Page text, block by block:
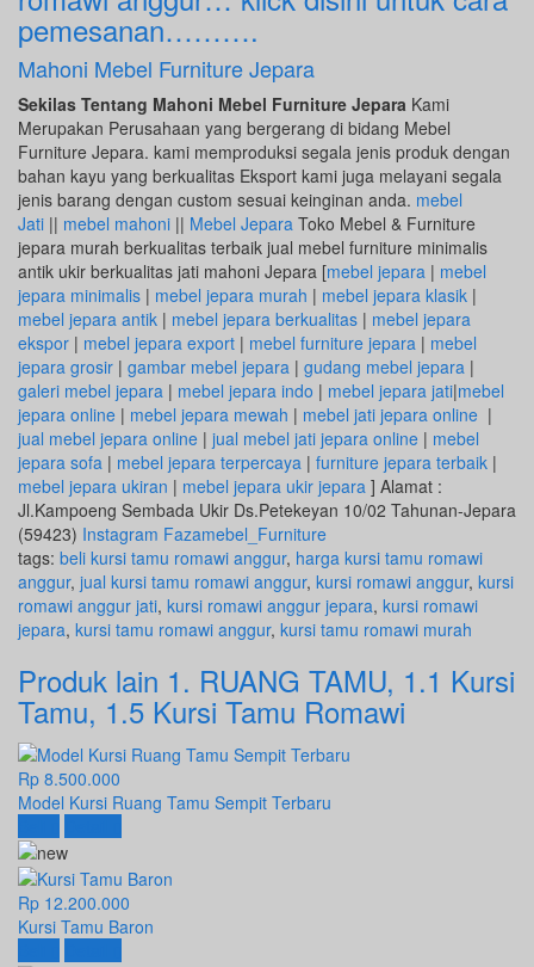
pemesanan……….
Mahoni Mebel Furniture Jepara
Sekilas Tentang Mahoni Mebel Furniture Jepara Kami
Merupakan Perusahaan yang bergerang di bidang Mebel
Furniture Jepara. kami memproduksi segala jenis produk dengan
bahan kayu yang berkualitas Eksport kami juga melayani segala
jenis barang dengan custom sesuai keinginan anda. mebel
Jati || mebel mahoni || Mebel Jepara Toko Mebel & Furniture
jepara murah berkualitas terbaik jual mebel furniture minimalis
antik ukir berkualitas jati mahoni Jepara [mebel jepara | mebel
jepara minimalis | mebel jepara murah | mebel jepara klasik |
mebel jepara antik | mebel jepara berkualitas | mebel jepara
ekspor | mebel jepara export | mebel furniture jepara | mebel
jepara grosir | gambar mebel jepara | gudang mebel jepara |
galeri mebel jepara | mebel jepara indo | mebel jepara jati|mebel
jepara online | mebel jepara mewah | mebel jati jepara online |
jual mebel jepara online | jual mebel jati jepara online | mebel
jepara sofa | mebel jepara terpercaya | furniture jepara terbaik |
mebel jepara ukiran | mebel jepara ukir jepara ] Alamat :
Jl.Kampoeng Sembada Ukir Ds.Petekeyan 10/02 Tahunan-Jepara
(59423) Instagram Fazamebel_Furniture
tags: beli kursi tamu romawi anggur, harga kursi tamu romawi
anggur, jual kursi tamu romawi anggur, kursi romawi anggur, kursi
romawi anggur jati, kursi romawi anggur jepara, kursi romawi
jepara, kursi tamu romawi anggur, kursi tamu romawi murah
Produk lain 1. RUANG TAMU, 1.1 Kursi
Tamu, 1.5 Kursi Tamu Romawi
Rp 8.500.000
Model Kursi Ruang Tamu Sempit Terbaru
Rp 12.200.000
Kursi Tamu Baron